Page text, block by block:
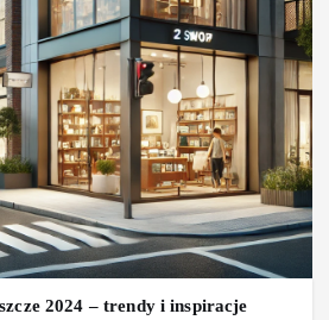
2024 – trendy i inspiracje